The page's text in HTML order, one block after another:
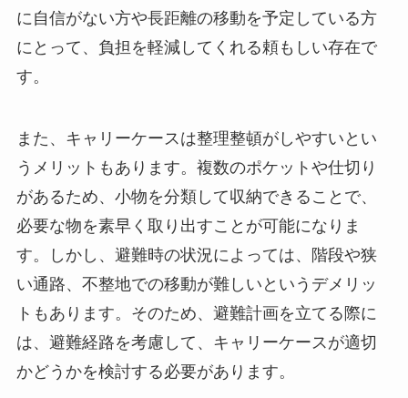
に自信がない方や長距離の移動を予定している方
にとって、負担を軽減してくれる頼もしい存在で
す。
また、キャリーケースは整理整頓がしやすいとい
うメリットもあります。複数のポケットや仕切り
があるため、小物を分類して収納できることで、
必要な物を素早く取り出すことが可能になりま
す。しかし、避難時の状況によっては、階段や狭
い通路、不整地での移動が難しいというデメリッ
トもあります。そのため、避難計画を立てる際に
は、避難経路を考慮して、キャリーケースが適切
かどうかを検討する必要があります。